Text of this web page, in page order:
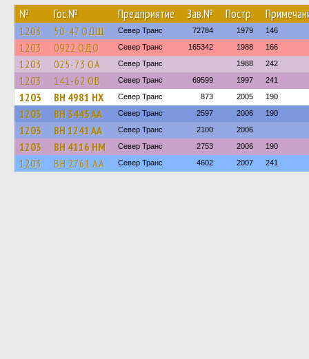
№ Гос.№ Предприятие Зав.№ Постр.
1203 50-47 ОДЩ Север Транс 72784 1979 146
1203 0922 ОДО Север Транс 165342 1988 166
1203 025-73 ОА Север Транс 1988 242
1203 141-62 ОВ Север Транс 69599 1997 241
1203 BH 4981 HX Север Транс 873 2005 190
1203 BH 3445 AA Север Транс 2597 2006 190
1203 BH 1241 AA Север Транс 2100 2006
1203 BH 4116 HM Север Транс 2753 2006 190
1203 BH 2761 AA Север Транс 4602 2007 241